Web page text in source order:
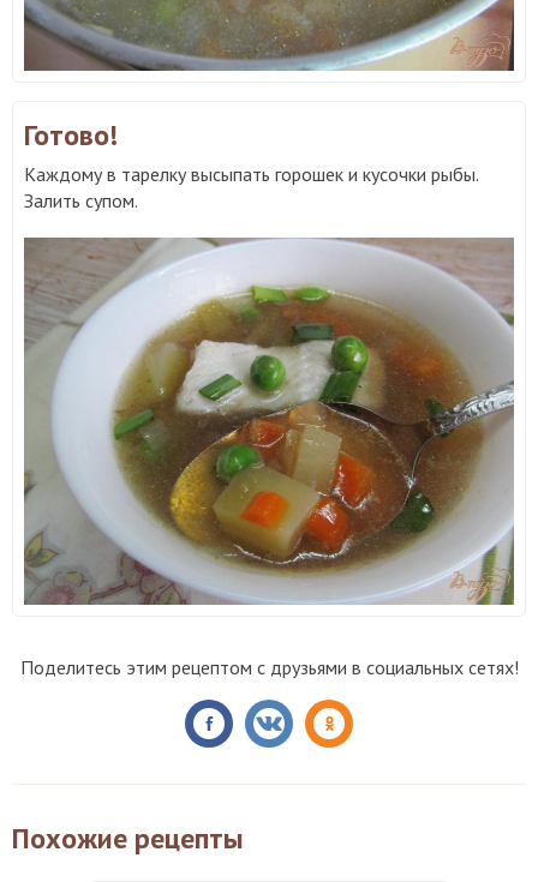
Готово!
Каждому в тарелку высыпать горошек и кусочки рыбы.
Залить супом.
Поделитесь этим рецептом с друзьями в социальных сетях!
Похожие рецепты